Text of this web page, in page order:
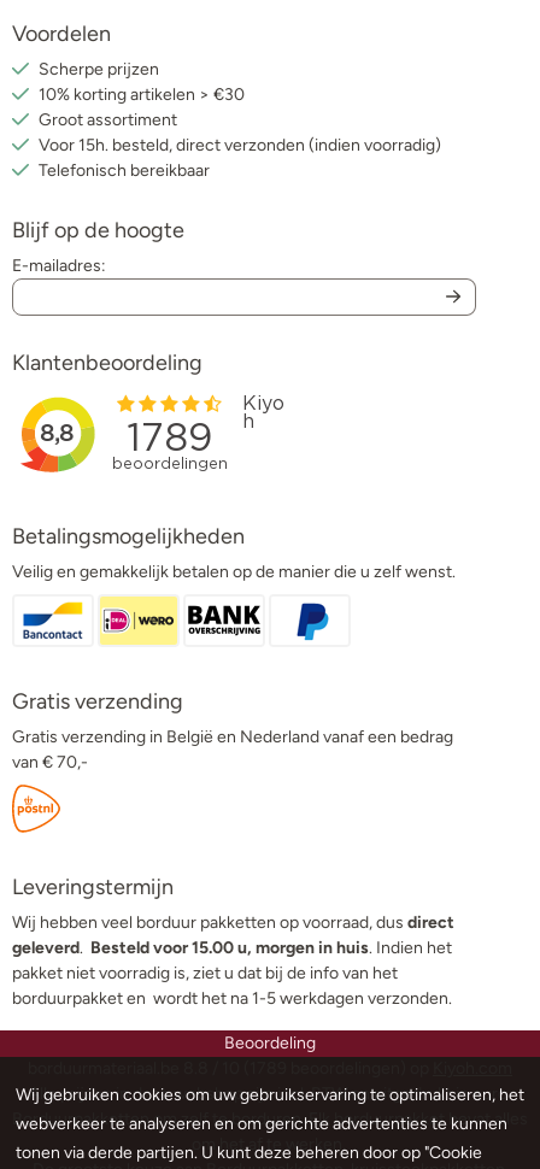
Voordelen
Scherpe prijzen
10% korting artikelen > €30
Groot assortiment
Voor 15h. besteld, direct verzonden (indien voorradig)
Telefonisch bereikbaar
Blijf op de hoogte
E-mailadres:
Klantenbeoordeling
Betalingsmogelijkheden
Veilig en gemakkelijk betalen op de manier die u zelf wenst.
Gratis verzending
Gratis verzending in België en Nederland vanaf een bedrag
van € 70,-
Leveringstermijn
Wij hebben veel borduur pakketten op voorraad, dus direct
geleverd. Besteld voor 15.00 u, morgen in huis. Indien het
pakket niet voorradig is, ziet u dat bij de info van het
borduurpakket en wordt het na 1-5 werkdagen verzonden.
Beoordeling
Alle prijzen in deze webshop zijn incl. BTW en uitgedrukt in euro.
Borduurpakketten om zelf te borduren. Elk borduurpakket bevat alles
om het af te werken.
Wij gebruiken cookies om uw gebruikservaring te optimaliseren, het
webverkeer te analyseren en om gerichte advertenties te kunnen
tonen via derde partijen. U kunt deze beheren door op "Cookie